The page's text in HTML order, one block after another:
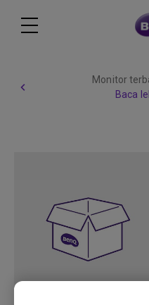
Monitor
Baca